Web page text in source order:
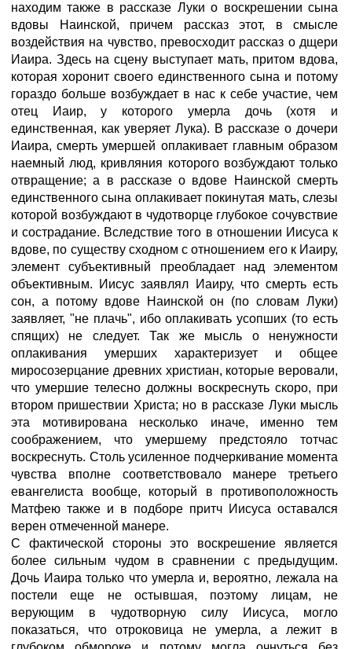
находим также в рассказе Луки о воскрешении сына
вдовы Наинской, причем рассказ этот, в смысле
воздействия на чувство, превосходит рассказ о дщери
Иаира. Здесь на сцену выступает мать, притом вдова,
которая хоронит своего единственного сына и потому
гораздо больше возбуждает в нас к себе участие, чем
отец Иаир, у которого умерла дочь (хотя и
единственная, как уверяет Лука). В рассказе о дочери
Иаира, смерть умершей оплакивает главным образом
наемный люд, кривляния которого возбуждают только
отвращение; а в рассказе о вдове Наинской смерть
единственного сына оплакивает покинутая мать, слезы
которой возбуждают в чудотворце глубокое сочувствие
и сострадание. Вследствие того в отношении Иисуса к
вдове, по существу сходном с отношением его к Иаиру,
элемент субъективный преобладает над элементом
объективным. Иисус заявлял Иаиру, что смерть есть
сон, а потому вдове Наинской он (по словам Луки)
заявляет, "не плачь", ибо оплакивать усопших (то есть
спящих) не следует. Так же мысль о ненужности
оплакивания умерших характеризует и общее
миросозерцание древних христиан, которые веровали,
что умершие телесно должны воскреснуть скоро, при
втором пришествии Христа; но в рассказе Луки мысль
эта мотивирована несколько иначе, именно тем
соображением, что умершему предстояло тотчас
воскреснуть. Столь усиленное подчеркивание момента
чувства вполне соответствовало манере третьего
евангелиста вообще, который в противоположность
Матфею также и в подборе притч Иисуса оставался
верен отмеченной манере.
С фактической стороны это воскрешение является
более сильным чудом в сравнении с предыдущим.
Дочь Иаира только что умерла и, вероятно, лежала на
постели еще не остывшая, поэтому лицам, не
верующим в чудотворную силу Иисуса, могло
показаться, что отроковица не умерла, а лежит в